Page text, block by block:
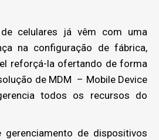
celulares já vêm com uma
na configuração de fábrica,
reforçá-la ofertando de forma
de MDM – Mobile Device
todos os recursos do
de dispositivos